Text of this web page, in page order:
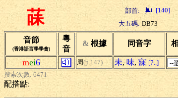
菋 部首: [140]
大五碼: DB73
音節
(香港語言學學會)
粵
音
& 根據 同音字
mei6 周(p.147) 未, 味, 寐 [7..]
搜索次數: 6471
配搭點: